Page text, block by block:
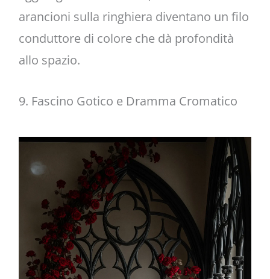
arancioni sulla ringhiera diventano un filo
conduttore di colore che dà profondità
allo spazio.
9. Fascino Gotico e Dramma Cromatico